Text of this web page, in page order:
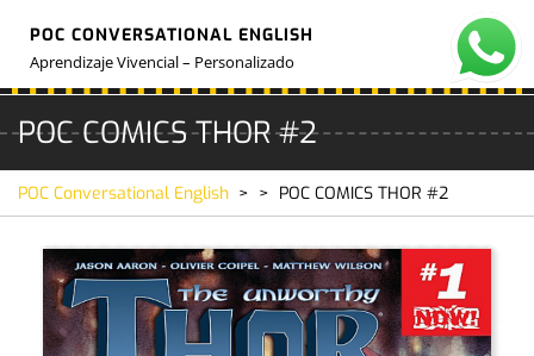
content
POC CONVERSATIONAL ENGLISH
Aprendizaje Vivencial – Personalizado
POC COMICS THOR #2
POC Conversational English > > POC COMICS THOR #2